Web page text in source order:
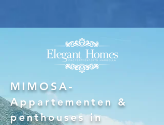
MIMOSA-
Appartementen &
penthouses in